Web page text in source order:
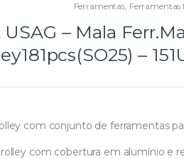
Ferramentas Ferramentas
– Mala
–
com conjunto de ferramentas
com cobertura em alumínio e